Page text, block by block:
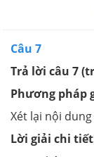
Câu 7
Trả lời câu 7
Phương pháp
Xét lại nội
Lời giải chi